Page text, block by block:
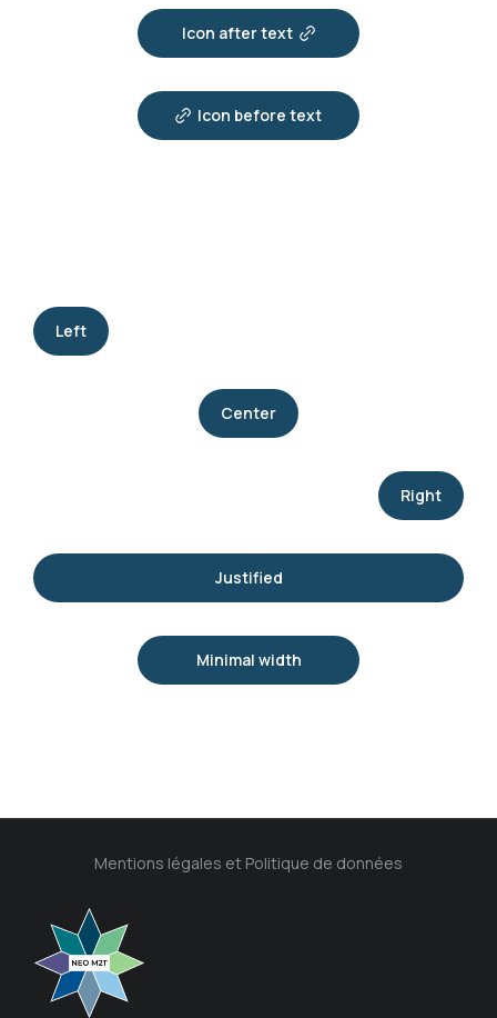
Icon after text
Icon before text
Left
Center
Right
Justified
Minimal width
Mentions légales et Politique de données